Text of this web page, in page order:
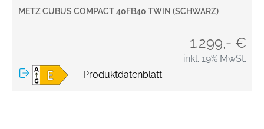
METZ CUBUS COMPACT 40FB40 TWIN (SCHWARZ)
1.299,- €
inkl. 19% MwSt.
Produktdatenblatt